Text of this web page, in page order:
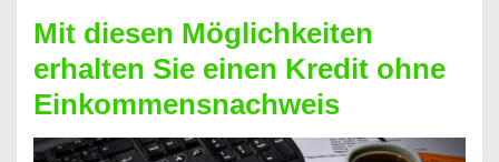
Mit diesen Möglichkeiten
erhalten Sie einen Kredit ohne
Einkommensnachweis